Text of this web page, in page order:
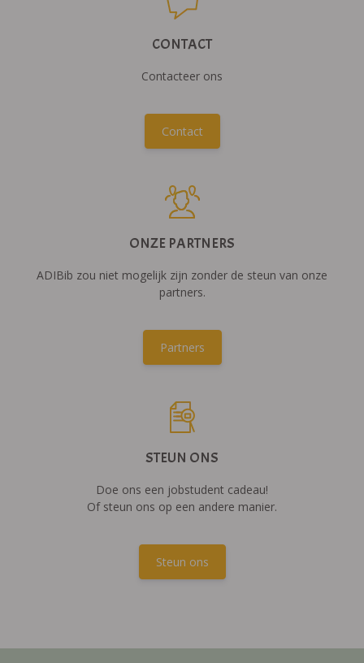
CONTACT
Contacteer ons
Contact
ONZE PARTNERS
ADIBib zou niet mogelijk zijn zonder de steun van onze
partners.
Partners
STEUN ONS
Doe ons een jobstudent cadeau!
Of steun ons op een andere manier.
Steun ons